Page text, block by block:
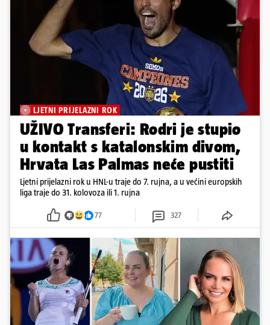
LJETNI PRIJELAZNI ROK
UŽIVO Transferi: Rodri je stupio
u kontakt s katalonskim divom,
Hrvata Las Palmas neće pustiti
Ljetni prijelazni rok u HNL-u traje do 7. rujna, a u većini europskih
liga traje do 31. kolovoza ili 1. rujna
77 327